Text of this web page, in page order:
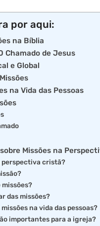
por aqui:
na Bíblia
Chamado de Jesus
e Global
na Vida das Pessoas
Missões na
perspectiva cristã?
missões?
das missões?
na vida das pessoas?
importantes para a igreja?